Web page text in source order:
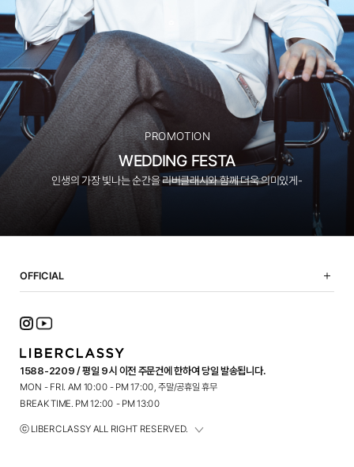
PROMOTION
WEDDING FESTA
인생의 가장 빛나는 순간을 리버클래시와 함께 더욱 의미있게-
OFFICIAL
SHOPPING GUIDE
TERMS OF USE
PRIVACY POLICY
CONTACT
1588-2209 / 평일 9시 이전 주문건에 한하여 당일 발송됩니다.
MON - FRI. AM 10:00 - PM 17:00, 주말/공휴일 휴무
BREAK TIME. PM 12:00 - PM 13:00
ⓒ LIBERCLASSY ALL RIGHT RESERVED.